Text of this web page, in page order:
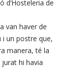
d’Hosteleria de
van haver de
i un postre que,
manera, té la
hi havia